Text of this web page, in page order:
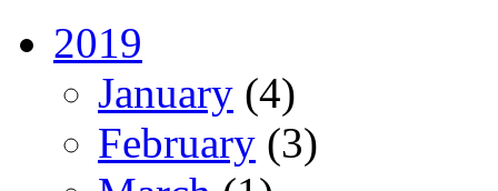
2019
January (4)
February (3)